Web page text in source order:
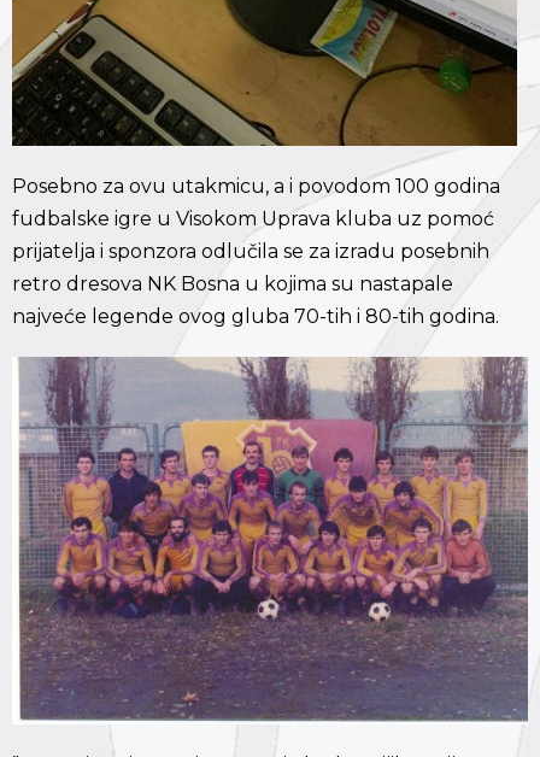
Posebno za ovu utakmicu, a i povodom 100 godina
fudbalske igre u Visokom Uprava kluba uz pomoć
prijatelja i sponzora odlučila se za izradu posebnih
retro dresova NK Bosna u kojima su nastapale
najveće legende ovog gluba 70-tih i 80-tih godina.